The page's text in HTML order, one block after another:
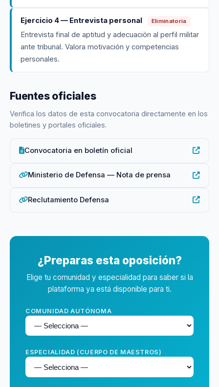
Ejercicio 4 — Entrevista personal Eliminatoria
Entrevista final de aptitud y adecuación al perfil militar
ante tribunal. Valora motivación y competencias
personales.
Fuentes oficiales
Verifica los datos de esta convocatoria directamente en los
boletines y portales oficiales.
Convocatoria en boletín oficial
Ministerio de Defensa — Nota de prensa
Reclutamiento Defensa
¿Preparas esta oposición?
Elige tu comunidad y especialidad para saber si la
plataforma ya está disponible para ti.
COMUNIDAD AUTÓNOMA
ESPECIALIDAD (CUERPO DE MAESTROS)